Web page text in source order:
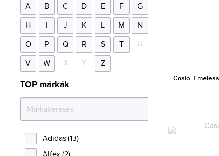
Casio
A B C D E F
G
H
I J K L M
N
O
P Q R S T
U
V
W X Y Z
TOP márkák
Adidas (13)